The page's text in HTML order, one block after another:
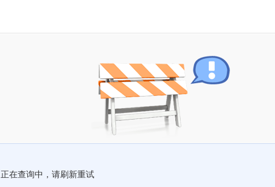
正在查询中，请刷新重试